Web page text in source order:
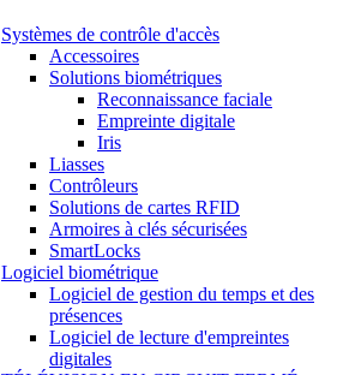
Systèmes de contrôle d'accès
Accessoires
Solutions biométriques
Reconnaissance faciale
Empreinte digitale
Iris
Liasses
Contrôleurs
Solutions de cartes RFID
Armoires à clés sécurisées
SmartLocks
Logiciel biométrique
Logiciel de gestion du temps et des
présences
Logiciel de lecture d'empreintes
digitales